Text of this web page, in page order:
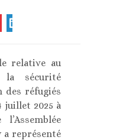
relative au
la sécurité
des réfugiés
juillet 2025 à
a représenté